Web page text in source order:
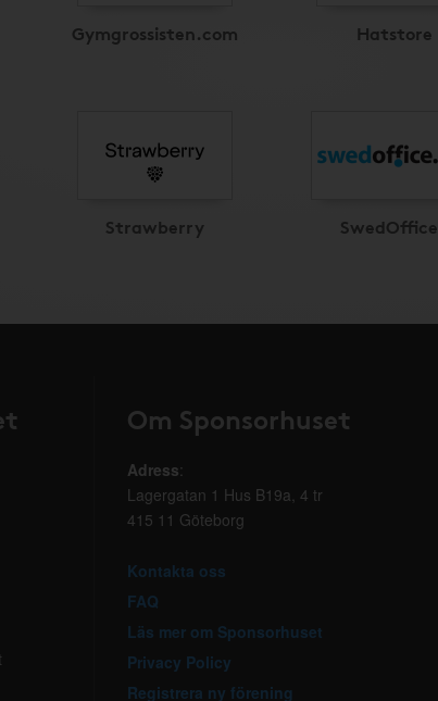
Gymgrossisten.com Hatstore
Strawberry SwedOffice
Om Sponsorhuset
Adress:
Lagergatan 1 Hus B19a, 4 tr
415 11 Göteborg
Kontakta oss
FAQ
Läs mer om Sponsorhuset
Privacy Policy
Registrera ny förening